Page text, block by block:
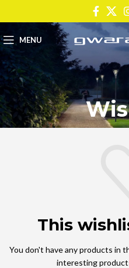
MENU
This
You don't have any products in
interesting